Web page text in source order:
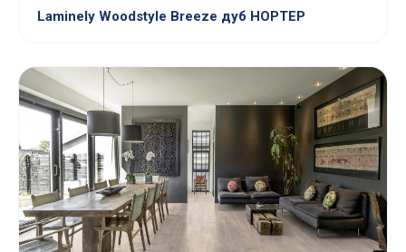
Laminely Woodstyle Breeze дуб НОРТЕР